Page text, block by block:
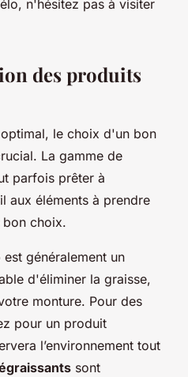
n'hésitez pas à visiter
des produits
optimal, le choix d'un bon
La gamme de
parfois prêter à
aux éléments à prendre
choix.
est généralement un
d'éliminer la graisse,
monture. Pour des
pour un produit
l’environnement tout
sont